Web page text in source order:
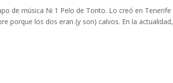
de música Ni 1 Pelo de Tonto. Lo creó en Tenerife
porque los dos eran (y son) calvos. En la actualidad,